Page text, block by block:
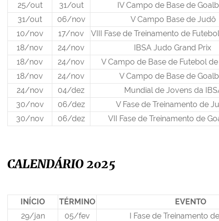
25/out
31/out
IV Campo de Base de
31/out
06/nov
V Campo Base de Judô
10/nov
17/nov
VIII Fase de Treinamento de
18/nov
24/nov
IBSA Judo Grand Prix
18/nov
24/nov
V Campo de Base de Futebol
18/nov
24/nov
V Campo de Base de
24/nov
04/dez
Mundial de Jovens da
30/nov
06/dez
V Fase de Treinamento de
30/nov
06/dez VII Fase de Treinamento de
CALENDÁRIO 2025
INÍCIO TÉRMINO
EVENTO
29/jan
05/fev
I Fase de Treinamento